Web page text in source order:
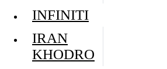
INFINITI
IRAN
KHODRO